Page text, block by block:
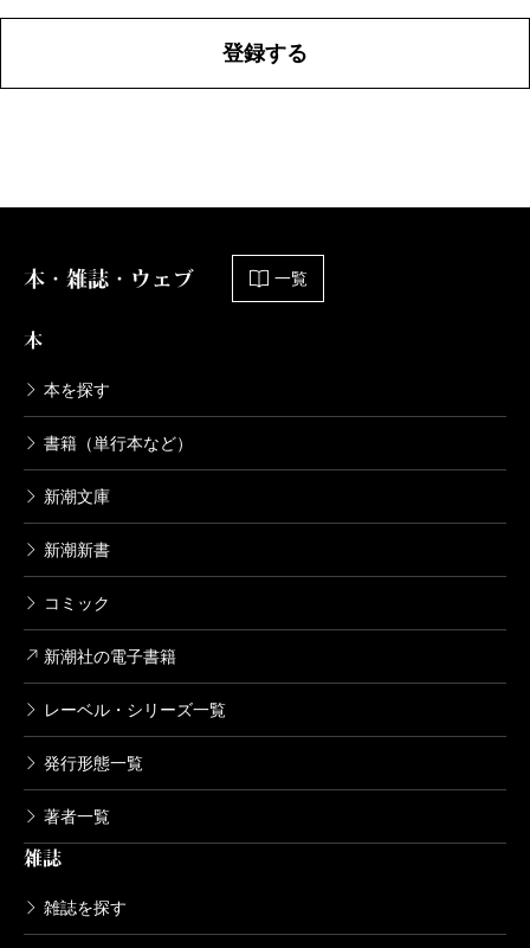
登録する
本・雑誌・ウェブ 一覧
本
本を探す
書籍（単行本など）
新潮文庫
新潮新書
コミック
新潮社の電子書籍
レーベル・シリーズ一覧
発行形態一覧
著者一覧
雑誌
雑誌を探す